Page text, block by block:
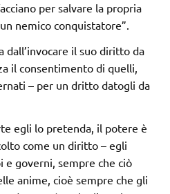
per salvare la propria
nemico conquistatore”.
dall’invocare il suo diritto da
il consentimento di quelli,
– per un dritto datogli da
egli lo pretenda, il potere è
come un diritto – egli
governi, sempre che ciò
anime, cioè sempre che gli